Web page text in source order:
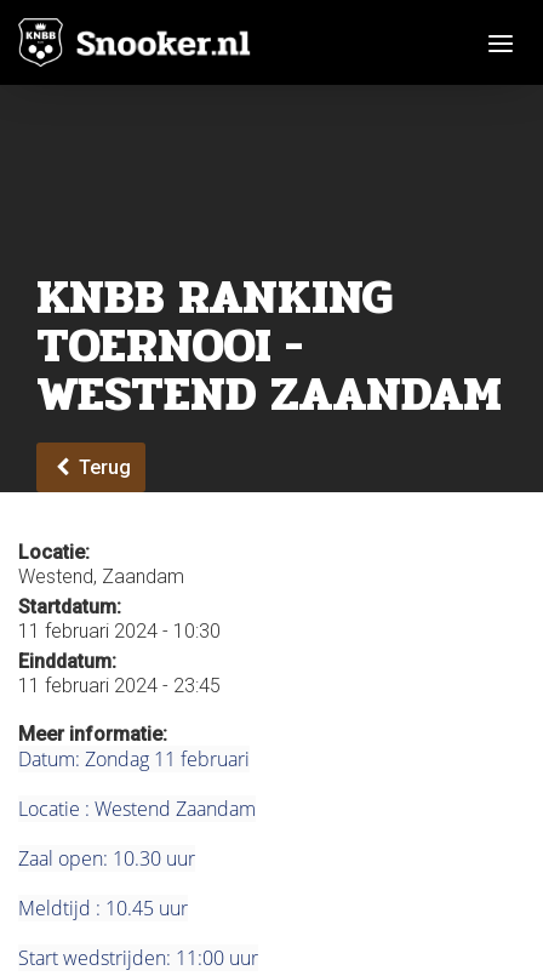
KNBB RANKING
TOERNOOI -
WESTEND ZAANDAM
Terug
Locatie:
Westend, Zaandam
Startdatum:
11 februari 2024 - 10:30
Einddatum:
11 februari 2024 - 23:45
Meer informatie:
Datum: Zondag 11 februari
Locatie : Westend Zaandam
Zaal open: 10.30 uur
Meldtijd : 10.45 uur
Start wedstrijden: 11:00 uur